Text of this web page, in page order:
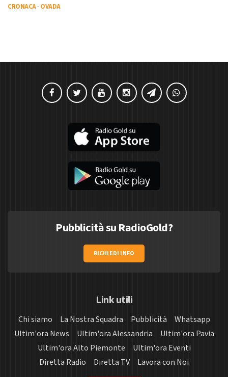
CRONACA-OVADA
Pubblicità su RadioGold?
RICHIEDI INFO
Link utili
Chi siamo La Nostra Squadra Pubblicità
Whatsapp
Ultim'ora News
Ultim'ora Alessandria
Ultim'ora Pavia
Ultim'ora Alto Piemonte
Ultim'ora Eventi
Diretta Radio
Diretta TV Lavora con Noi